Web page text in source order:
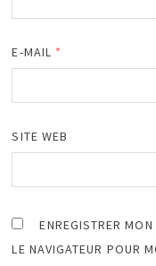
E-MAIL *
SITE WEB
ENREGISTRER
LE NAVIGATEUR POUR